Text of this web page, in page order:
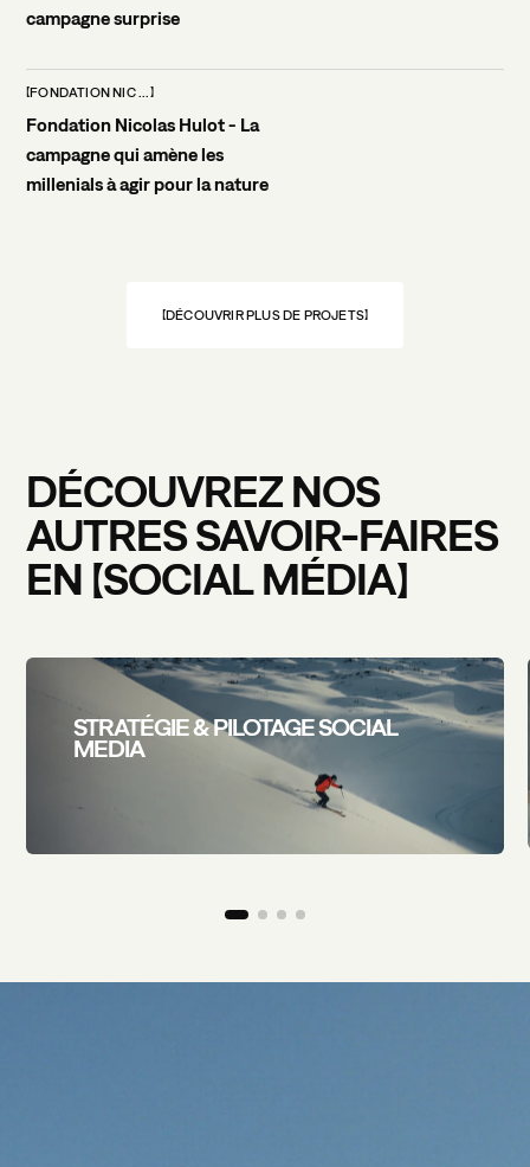
campagne surprise
Fondation Nicolas Hulot - La
campagne qui amène les
millenials à agir pour la nature
FONDATION NIC ...
DÉCOUVRIR PLUS DE PROJETS
DÉCOUVREZ NOS
AUTRESSAVOIR-FAIRES
EN SOCIAL MÉDIA
STRATÉGIE & PILOTAGE SOCIAL
MEDIA